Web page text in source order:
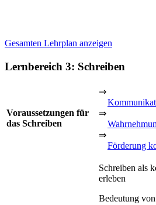
Gesamten Lehrplan anzeigen
Lernbereich 3: Schreiben
Voraussetzungen für
das Schreiben
⇒
⇒
⇒
Förderung
Schreiben als
erleben
Bedeutung